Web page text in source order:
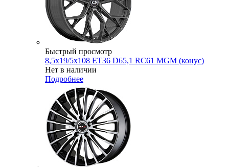
Быстрый просмотр
8,5x19/5x108 ET36 D65,1 RC61 MGM (конус)
Нет в наличии
Подробнее